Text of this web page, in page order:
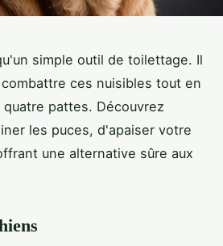
simple outil de toilettage. Il
ces nuisibles tout en
pattes. Découvrez
les puces, d'apaiser votre
une alternative sûre aux